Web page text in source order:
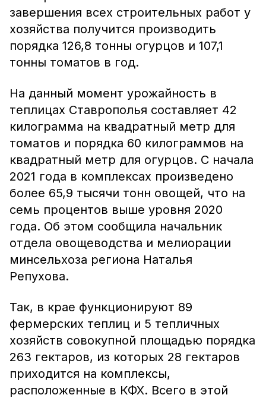
завершения всех строительных работ у
хозяйства получится производить
порядка 126,8 тонны огурцов и 107,1
тонны томатов в год.
На данный момент урожайность в
теплицах Ставрополья составляет 42
килограмма на квадратный метр для
томатов и порядка 60 килограммов на
квадратный метр для огурцов. С начала
2021 года в комплексах произведено
более 65,9 тысячи тонн овощей, что на
семь процентов выше уровня 2020
года. Об этом сообщила начальник
отдела овощеводства и мелиорации
минсельхоза региона Наталья
Репухова.
Так, в крае функционируют 89
фермерских теплиц и 5 тепличных
хозяйств совокупной площадью порядка
263 гектаров, из которых 28 гектаров
приходится на комплексы,
расположенные в КФХ. Всего в этой